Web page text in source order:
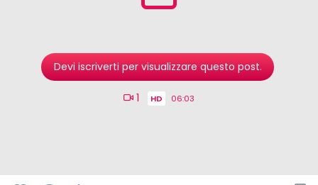
Devi iscriverti per visualizzare questo post.
1 HD 06:03